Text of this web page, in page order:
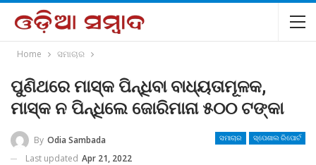
Home ସମାଚାର
ପୁଣିଥରେ ମାସ୍କ ପିନ୍ଧିବା ବାଧ୍ୟତାମୂଳକ,
ମାସ୍କ ନ ପିନ୍ଧିଲେ ଜୋରିମାନା ୫୦୦ ଟଙ୍କା
ସମାଚାର ସ୍ପେଶାଲ ରିପୋର୍ଟ
By Odia Sambada
Last updated Apr 21, 2022